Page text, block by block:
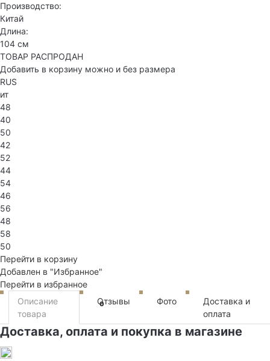
Производство:
Китай
Длина:
104 см
ТОВАР РАСПРОДАН
Добавить в корзину можно и без размера
RUS
ит
48
40
50
42
52
44
54
46
56
48
58
50
Перейти в корзину
Добавлен в "Избранное"
Перейти в избранное
Описание
товара
Отзывы
0 Фото
Доставка и
оплата
Доставка, оплата и покупка в магазине